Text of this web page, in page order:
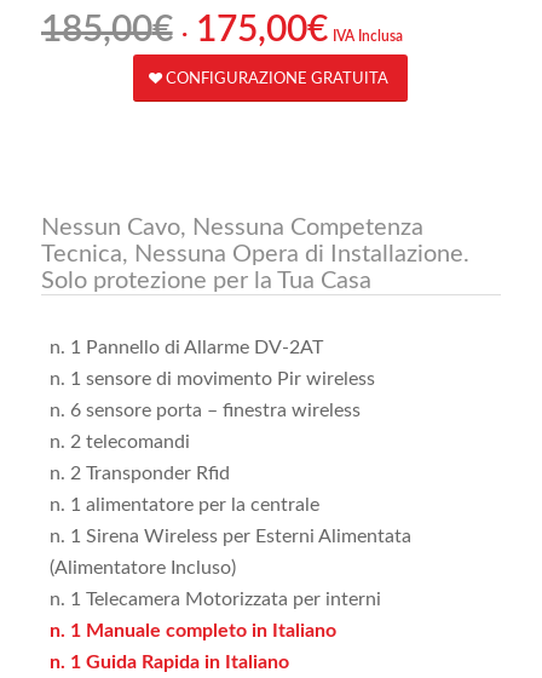
185,00€ Il
prezzo
originale
175,00€Il
prezzo
attuale
IVA Inclusa
CONFIGURAZIONE GRATUITA
Nessun Cavo, Nessuna Competenza
Tecnica, Nessuna Opera di Installazione.
Solo protezione per la Tua Casa
n. 1 Pannello di Allarme DV-2AT
n. 1 sensore di movimento Pir wireless
n. 6 sensore porta – finestra wireless
n. 2 telecomandi
n. 2 Transponder Rfid
n. 1 alimentatore per la centrale
n. 1 Sirena Wireless per Esterni Alimentata
(Alimentatore Incluso)
n. 1 Telecamera Motorizzata per interni
n. 1 Manuale completo in Italiano
n. 1 Guida Rapida in Italiano